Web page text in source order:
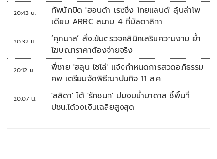
20:43 น.
ทัพนักบิด 'ฮอนด้า เรซซิ่ง ไทยแลนด์' ลุ้นล่าโพ
เดียม ARRC สนาม 4 ที่มัลดาลิกา
20:32 น.
‘ศุภมาส’ สั่งเข้มตรวจคลินิกเสริมความงาม ย้ำ
โฆษณาราคาต้องจ่ายจริง
20:12 น.
พี่ชาย 'ฮลุน โซโล่' แจ้งกำหนดการสวดอภิธรรม
ศพ เตรียมจัดพิธีฌาปนกิจ 11 ส.ค.
20:07 น.
'ลลิดา' โต้ 'รักชนก' ปมงบน้ำบาดาล ชี้พื้นที่
ปชน.ได้วงเงินเฉลี่ยสูงสุด